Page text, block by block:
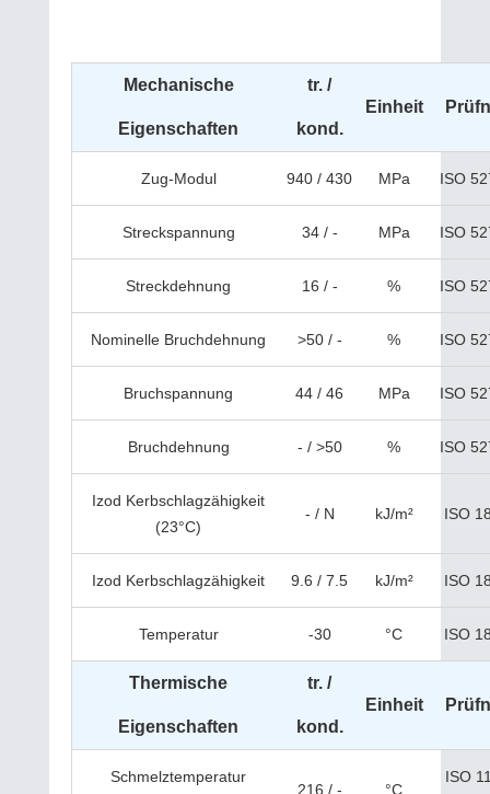
Mechanische
Eigenschaften
tr. /
kond.
Einheit
Zug-Modul 940 / 430 MPa ISO
Streckspannung 34 / - MPa ISO
Streckdehnung 16 / - % ISO
Nominelle Bruchdehnung >50 / - % ISO
Bruchspannung 44 / 46 MPa ISO
Bruchdehnung - / >50 % ISO
Izod Kerbschlagzähigkeit
(23°C)
- / N kJ/m² ISO
Izod Kerbschlagzähigkeit 9.6 / 7.5 kJ/m² ISO
Temperatur -30 °C ISO
Thermische
Eigenschaften
tr. /
kond.
Einheit
Schmelztemperatur
216 / - °C
ISO